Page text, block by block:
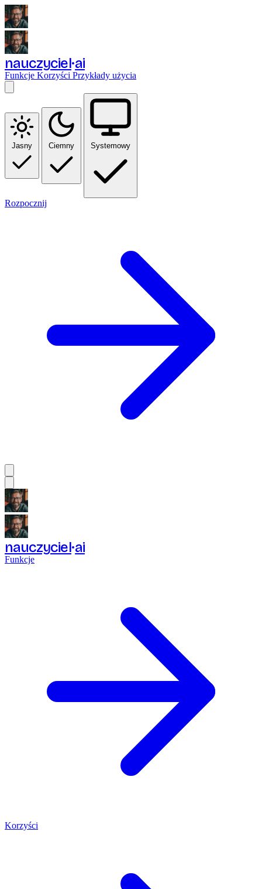
nauczyciel ai
Funkcje Korzyści Przykłady użycia
Jasny Ciemny Systemowy
Rozpocznij
nauczyciel ai
Funkcje
Korzyści